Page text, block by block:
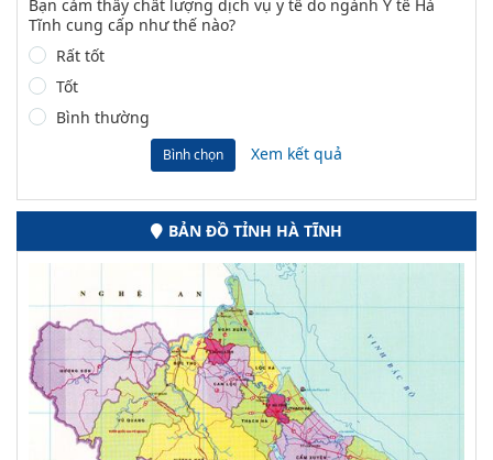
Bạn cảm thấy chất lượng dịch vụ y tế do ngành Y tế Hà
Tĩnh cung cấp như thế nào?
Rất tốt
Tốt
Bình thường
Bình chọn Xem kết quả
BẢN ĐỒ TỈNH HÀ TĨNH